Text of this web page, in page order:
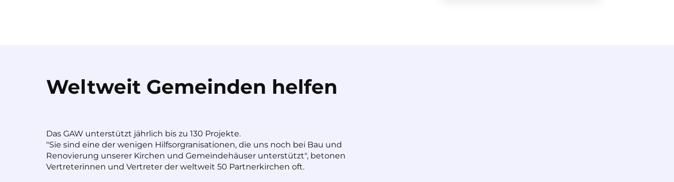
Weltweit Gemeinden helfen
Das GAW unterstützt jährlich bis zu 130 Projekte.
"Sie sind eine der wenigen Hilfsorgranisationen, die uns noch bei Bau und
Renovierung unserer Kirchen und Gemeindehäuser unterstützt", betonen
Vertreterinnen und Vertreter der weltweit 50 Partnerkirchen oft.